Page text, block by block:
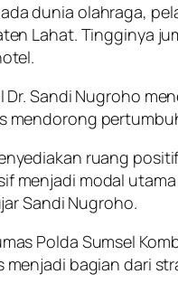
dunia olahraga,
Lahat. Tingginya
Dr. Sandi Nugroho
mendorong
ruang
menjadi modal
Sandi Nugroho.
Polda Sumsel
bagian dari